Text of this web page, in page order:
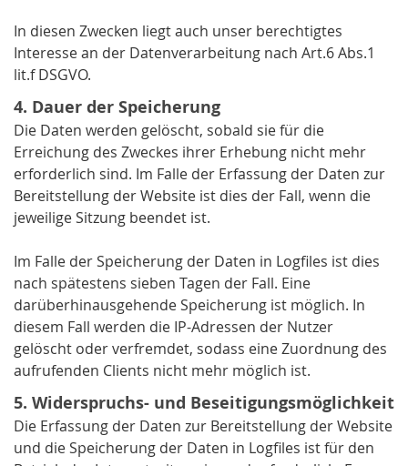
In diesen Zwecken liegt auch unser berechtigtes
Interesse an der Datenverarbeitung nach Art.6 Abs.1
lit.f DSGVO.
4. Dauer der Speicherung
Die Daten werden gelöscht, sobald sie für die
Erreichung des Zweckes ihrer Erhebung nicht mehr
erforderlich sind. Im Falle der Erfassung der Daten zur
Bereitstellung der Website ist dies der Fall, wenn die
jeweilige Sitzung beendet ist.
Im Falle der Speicherung der Daten in Logfiles ist dies
nach spätestens sieben Tagen der Fall. Eine
darüberhinausgehende Speicherung ist möglich. In
diesem Fall werden die IP-Adressen der Nutzer
gelöscht oder verfremdet, sodass eine Zuordnung des
aufrufenden Clients nicht mehr möglich ist.
5. Widerspruchs- und Beseitigungsmöglichkeit
Die Erfassung der Daten zur Bereitstellung der Website
und die Speicherung der Daten in Logfiles ist für den